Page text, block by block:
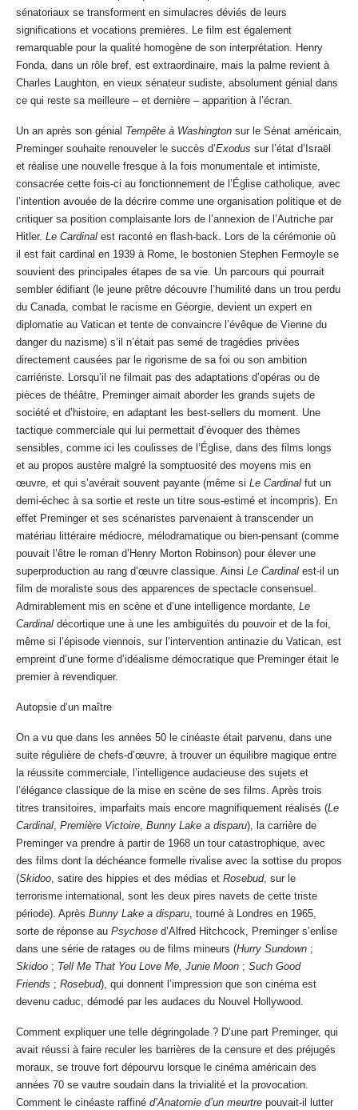
sénatoriaux se transforment en simulacres déviés de leurs
significations et vocations premières. Le film est également
remarquable pour la qualité homogène de son interprétation. Henry
Fonda, dans un rôle bref, est extraordinaire, mais la palme revient à
Charles Laughton, en vieux sénateur sudiste, absolument génial dans
ce qui reste sa meilleure – et dernière – apparition à l’écran.
Un an après son génial Tempête à Washington sur le Sénat américain,
Preminger souhaite renouveler le succès d’Exodus sur l’état d’Israël
et réalise une nouvelle fresque à la fois monumentale et intimiste,
consacrée cette fois-ci au fonctionnement de l’Église catholique, avec
l’intention avouée de la décrire comme une organisation politique et de
critiquer sa position complaisante lors de l’annexion de l’Autriche par
Hitler. Le Cardinal est raconté en flash-back. Lors de la cérémonie où
il est fait cardinal en 1939 à Rome, le bostonien Stephen Fermoyle se
souvient des principales étapes de sa vie. Un parcours qui pourrait
sembler édifiant (le jeune prêtre découvre l’humilité dans un trou perdu
du Canada, combat le racisme en Géorgie, devient un expert en
diplomatie au Vatican et tente de convaincre l’évêque de Vienne du
danger du nazisme) s’il n’était pas semé de tragédies privées
directement causées par le rigorisme de sa foi ou son ambition
carriériste. Lorsqu’il ne filmait pas des adaptations d’opéras ou de
pièces de théâtre, Preminger aimait aborder les grands sujets de
société et d’histoire, en adaptant les best-sellers du moment. Une
tactique commerciale qui lui permettait d’évoquer des thèmes
sensibles, comme ici les coulisses de l’Église, dans des films longs
et au propos austère malgré la somptuosité des moyens mis en
œuvre, et qui s’avérait souvent payante (même si Le Cardinal fut un
demi-échec à sa sortie et reste un titre sous-estimé et incompris). En
effet Preminger et ses scénaristes parvenaient à transcender un
matériau littéraire médiocre, mélodramatique ou bien-pensant (comme
pouvait l’être le roman d’Henry Morton Robinson) pour élever une
superproduction au rang d’œuvre classique. Ainsi Le Cardinal est-il un
film de moraliste sous des apparences de spectacle consensuel.
Admirablement mis en scène et d’une intelligence mordante, Le
Cardinal décortique une à une les ambiguïtés du pouvoir et de la foi,
même si l’épisode viennois, sur l’intervention antinazie du Vatican, est
empreint d’une forme d’idéalisme démocratique que Preminger était le
premier à revendiquer.
Autopsie d’un maître
On a vu que dans les années 50 le cinéaste était parvenu, dans une
suite régulière de chefs-d’œuvre, à trouver un équilibre magique entre
la réussite commerciale, l’intelligence audacieuse des sujets et
l’élégance classique de la mise en scène de ses films. Après trois
titres transitoires, imparfaits mais encore magnifiquement réalisés (Le
Cardinal, Première Victoire, Bunny Lake a disparu), la carrière de
Preminger va prendre à partir de 1968 un tour catastrophique, avec
des films dont la déchéance formelle rivalise avec la sottise du propos
(Skidoo, satire des hippies et des médias et Rosebud, sur le
terrorisme international, sont les deux pires navets de cette triste
période). Après Bunny Lake a disparu, tourné à Londres en 1965,
sorte de réponse au Psychose d’Alfred Hitchcock, Preminger s’enlise
dans une série de ratages ou de films mineurs (Hurry Sundown ;
Skidoo ; Tell Me That You Love Me, Junie Moon ; Such Good
Friends ; Rosebud), qui donnent l’impression que son cinéma est
devenu caduc, démodé par les audaces du Nouvel Hollywood.
Comment expliquer une telle dégringolade ? D’une part Preminger, qui
avait réussi à faire reculer les barrières de la censure et des préjugés
moraux, se trouve fort dépourvu lorsque le cinéma américain des
années 70 se vautre soudain dans la trivialité et la provocation.
Comment le cinéaste raffiné d’Anatomie d’un meurtre pouvait-il lutter